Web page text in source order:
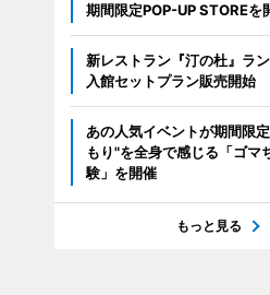
期間限定POP-UP STOREを
新レストラン『汀の杜』ラ
入館セットプラン販売開始
あの人気イベントが期間限
もり"を全身で感じる「ゴマ
験」を開催
もっと見る